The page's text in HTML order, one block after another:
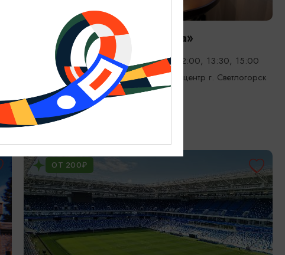
Экскурсия «Янтарная каюта»
15.01.2026 - 31.12.2026, СР-ВС в 12:00, 13:30, 15:00
Светлогорск, Морской выставочный центр г. Светлогорск
ОТ 200₽